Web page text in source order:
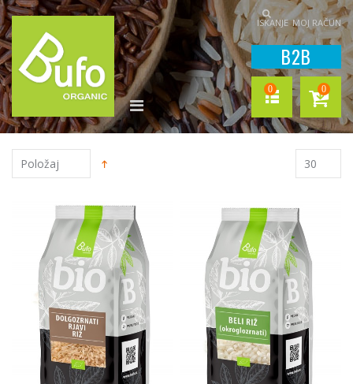
MOJ RAČUN
ISKANJE
B2B
0
0